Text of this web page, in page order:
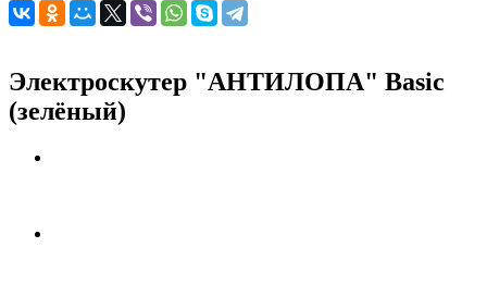
Электроскутер "АНТИЛОПА" Basic
(зелёный)